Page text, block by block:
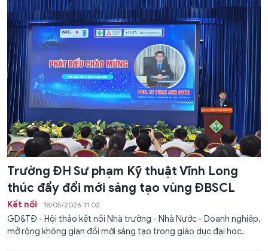
Trường ĐH Sư phạm Kỹ thuật Vĩnh Long
thúc đẩy đổi mới sáng tạo vùng ĐBSCL
Kết nối 18/05/2026 11:02
GD&TĐ - Hội thảo kết nối Nhà trường - Nhà Nước - Doanh nghiệp,
mở rộng không gian đổi mới sáng tạo trong giáo dục đại học.